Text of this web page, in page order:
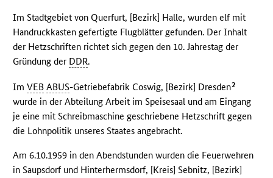
Im Stadtgebiet von Querfurt, [Bezirk] Halle, wurden elf mit
Handruckkasten gefertigte Flugblätter gefunden. Der Inhalt
der Hetzschriften richtet sich gegen den 10. Jahrestag der
Gründung der DDR.
ImVEB ABUS-Getriebefabrik Coswig, [Bezirk] Dresden2
wurde in der Abteilung Arbeit im Speisesaal und am Eingang
je eine mit Schreibmaschine geschriebene Hetzschrift gegen
die Lohnpolitik unseres Staates angebracht.
Am 6.10.1959 in den Abendstunden wurden die Feuerwehren
in Saupsdorf und Hinterhermsdorf, [Kreis] Sebnitz, [Bezirk]